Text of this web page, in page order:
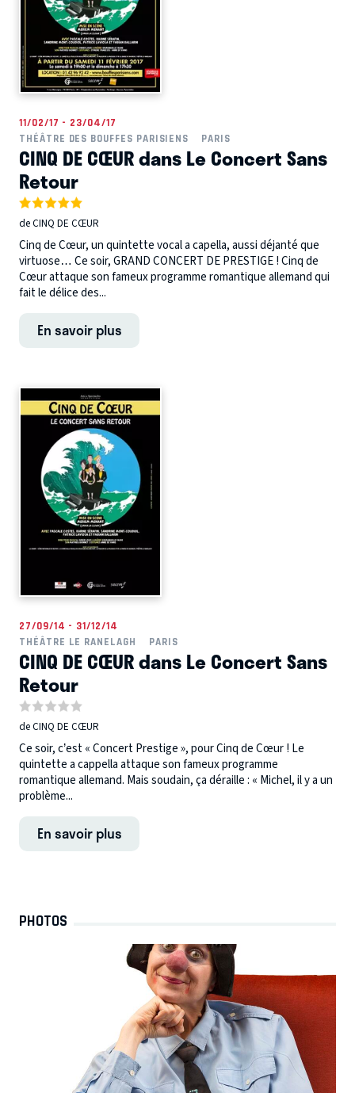
11/02/17 - 23/04/17
THÉÂTRE DES BOUFFES PARISIENS
PARIS
CINQ DE CŒUR dans Le Concert Sans
Retour
de CINQ DE CŒUR
Cinq de Cœur, un quintette vocal a capella, aussi déjanté que
virtuose… Ce soir, GRAND CONCERT DE PRESTIGE ! Cinq de
Cœur attaque son fameux programme romantique allemand qui
fait le délice des...
En savoir plus
27/09/14 - 31/12/14
THÉÂTRE LE RANELAGH
PARIS
CINQ DE CŒUR dans Le Concert Sans
Retour
de CINQ DE CŒUR
Ce soir, c’est « Concert Prestige », pour Cinq de Cœur ! Le
quintette a cappella attaque son fameux programme
romantique allemand. Mais soudain, ça déraille : « Michel, il y a un
problème...
En savoir plus
PHOTOS